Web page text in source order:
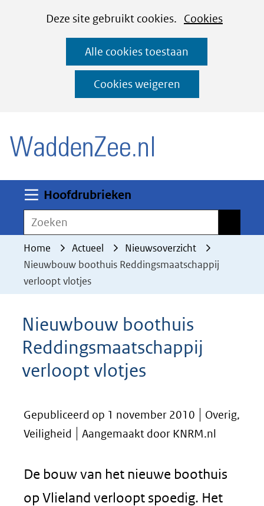
CookiesDeze site gebruikt cookies. Cookies
deze
worden
toegestaan
geweigerd.
Alle cookies toestaan
Cookies weigeren
Ga
naar
de
inhoud
Hoofdrubrieken
Zoeken
Home Actueel
Nieuwsoverzicht
Nieuwbouw boothuis Reddingsmaatschappij
verloopt vlotjes
Nieuwbouw boothuis
Reddingsmaatschappij
verloopt vlotjes
Gepubliceerd op 1 november 2010
Overig,
Veiligheid
Aangemaakt door KNRM.nl
De bouw van het nieuwe boothuis
op Vlieland verloopt spoedig. Het